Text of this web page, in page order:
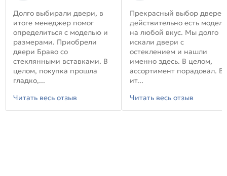
Долго выбирали двери, в
итоге менеджер помог
определиться с моделью и
размерами. Приобрели
двери Браво со
стеклянными вставками. В
целом, покупка прошла
гладко,...
Читать весь отзыв
Прекрасный выбор
действительно есть модели
на любой вкус. Мы долго
искали двери с
остеклением и нашли
именно здесь. В целом,
ассортимент порадовал. В
ит...
Читать весь отзыв